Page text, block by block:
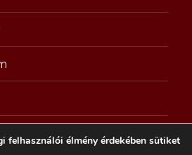
felhasználói élmény érdekében sütiket